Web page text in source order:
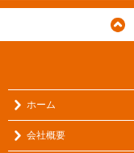
ホーム
会社概要